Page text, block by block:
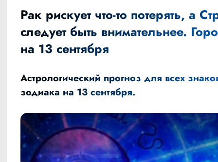
Рак рискует что-то потерять, а
следует быть внимательнее.
на 13 сентября
Астрологический прогноз для всех
зодиака на 13 сентября.